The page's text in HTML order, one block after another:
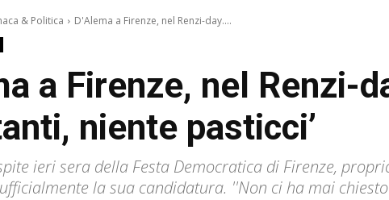
& Politica
D'Alema a Firenze, nel Renzi-day....
a Firenze, nel Renzi-
niente pasticci’
ieri sera della Festa Democratica di Firenze,
la sua candidatura. ''Non ci ha mai